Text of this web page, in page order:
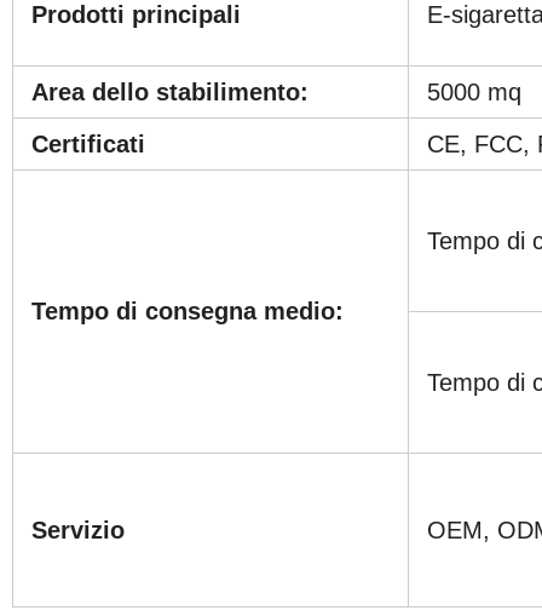
Prodotti principali E-
Area dello stabilimento:
5000 mq
Certificati
CE, FCC,
Tempo di consegna medio:
Tempo di
Tempo di
Servizio OEM,